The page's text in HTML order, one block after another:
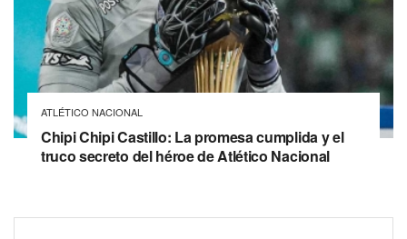
ATLÉTICO NACIONAL
Chipi Chipi Castillo: La promesa cumplida y el
truco secreto del héroe de Atlético Nacional